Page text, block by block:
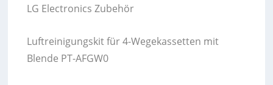
LG Electronics Zubehör
Luftreinigungskit für 4-Wegekassetten mit
Blende PT-AFGW0